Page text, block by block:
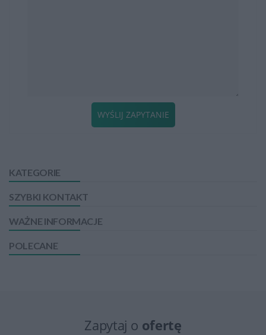
KATEGORIE
SZYBKI KONTAKT
WAŻNE INFORMACJE
POLECANE
WYŚLIJ ZAPYTANIE
Zapytaj o ofertę